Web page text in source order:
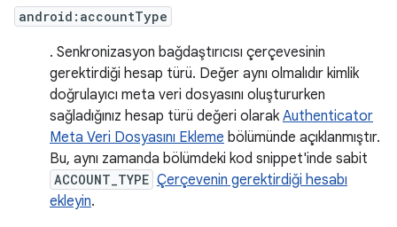
android:accountType
. Senkronizasyon bağdaştırıcısı çerçevesinin
gerektirdiği hesap türü. Değer aynı olmalıdır kimlik
doğrulayıcı meta veri dosyasını oluştururken
sağladığınız hesap türü değeri olarak Authenticator
Meta Veri Dosyasını Ekleme bölümünde açıklanmıştır.
Bu, aynı zamanda bölümdeki kod snippet'inde sabit
ACCOUNT_TYPE Çerçevenin gerektirdiği hesabı
ekleyin.